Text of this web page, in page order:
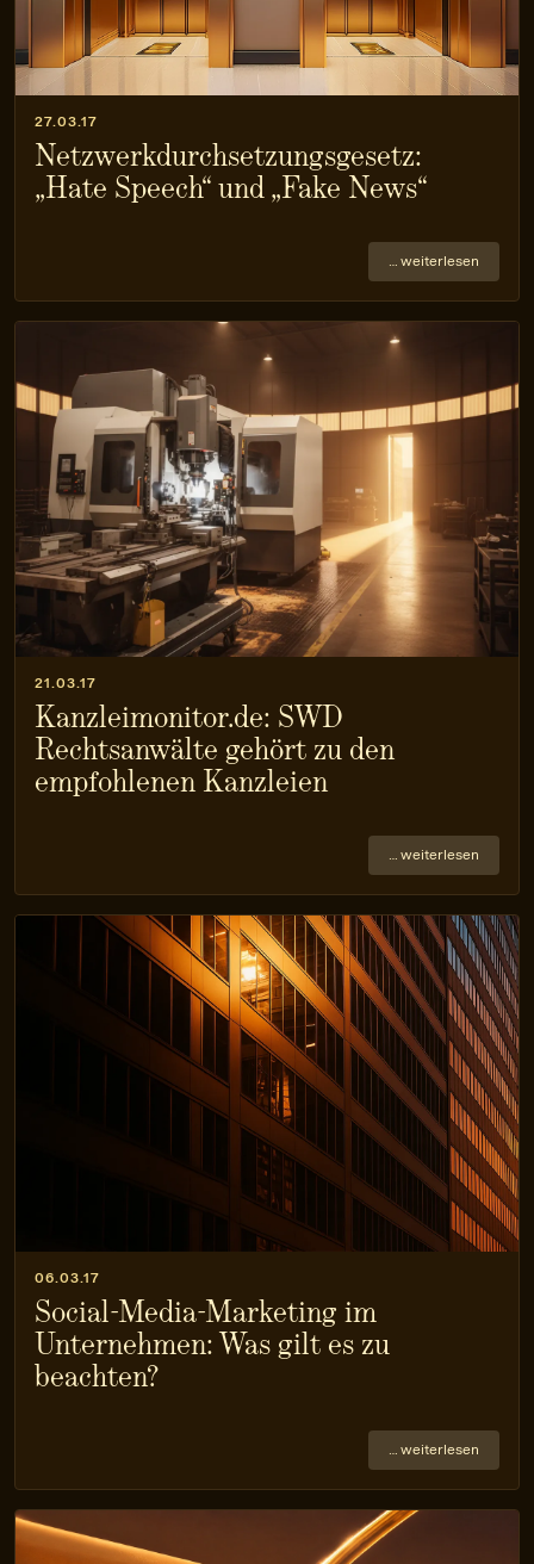
27.03.17
Netzwerkdurchsetzungsgesetz:
„Hate Speech“ und „Fake News“
… weiterlesen
21.03.17
Kanzleimonitor.de: SWD
Rechtsanwälte gehört zu den
empfohlenen Kanzleien
… weiterlesen
06.03.17
Social-Media-Marketing im
Unternehmen: Was gilt es zu
beachten?
… weiterlesen